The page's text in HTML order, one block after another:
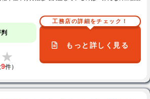
9件）
工務店の詳細をチェック！
もっと詳しく見る